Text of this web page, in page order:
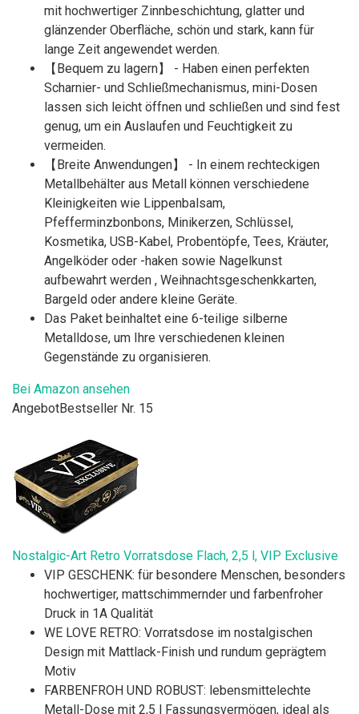
mit hochwertiger Zinnbeschichtung, glatter und
glänzender Oberfläche, schön und stark, kann für
lange Zeit angewendet werden.
【Bequem zu lagern】 - Haben einen perfekten
Scharnier- und Schließmechanismus, mini-Dosen
lassen sich leicht öffnen und schließen und sind fest
genug, um ein Auslaufen und Feuchtigkeit zu
vermeiden.
【Breite Anwendungen】 - In einem rechteckigen
Metallbehälter aus Metall können verschiedene
Kleinigkeiten wie Lippenbalsam,
Pfefferminzbonbons, Minikerzen, Schlüssel,
Kosmetika, USB-Kabel, Probentöpfe, Tees, Kräuter,
Angelköder oder -haken sowie Nagelkunst
aufbewahrt werden , Weihnachtsgeschenkkarten,
Bargeld oder andere kleine Geräte.
Das Paket beinhaltet eine 6-teilige silberne
Metalldose, um Ihre verschiedenen kleinen
Gegenstände zu organisieren.
Bei Amazon ansehen
AngebotBestseller Nr. 15
Nostalgic-Art Retro Vorratsdose Flach, 2,5 l, VIP Exclusive
VIP GESCHENK: für besondere Menschen, besonders
hochwertiger, mattschimmernder und farbenfroher
Druck in 1A Qualität
WE LOVE RETRO: Vorratsdose im nostalgischen
Design mit Mattlack-Finish und rundum geprägtem
Motiv
FARBENFROH UND ROBUST: lebensmittelechte
Metall-Dose mit 2,5 l Fassungsvermögen, ideal als